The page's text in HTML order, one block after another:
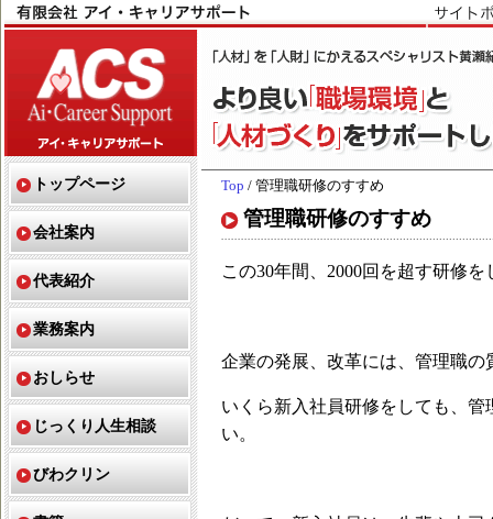
Top / 管理職研修のすすめ
管理職研修のすすめ
この30年間、2000回を超す研修
企業の発展、改革には、管理職の
いくら新入社員研修をしても、
い。
トップページ
会社案内
代表紹介
業務案内
おしらせ
じっくり人生相談
びわクリン